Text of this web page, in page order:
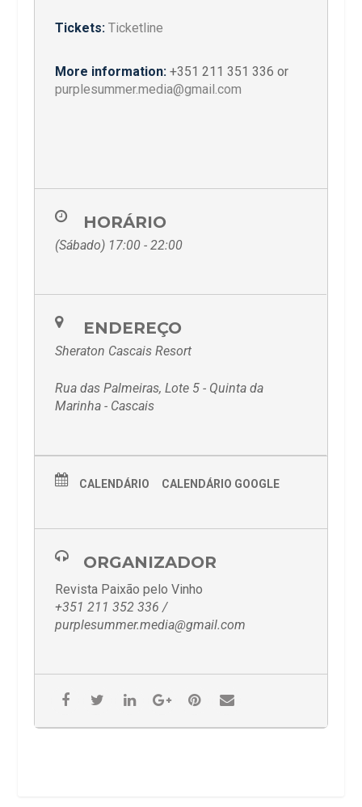
Tickets: Ticketline
More information: +351 211 351 336 or
purplesummer.media@gmail.com
HORÁRIO
(Sábado) 17:00 - 22:00
ENDEREÇO
Sheraton Cascais Resort
Rua das Palmeiras, Lote 5 - Quinta da
Marinha - Cascais
CALENDÁRIO CALENDÁRIO GOOGLE
ORGANIZADOR
Revista Paixão pelo Vinho
+351 211 352 336 /
purplesummer.media@gmail.com